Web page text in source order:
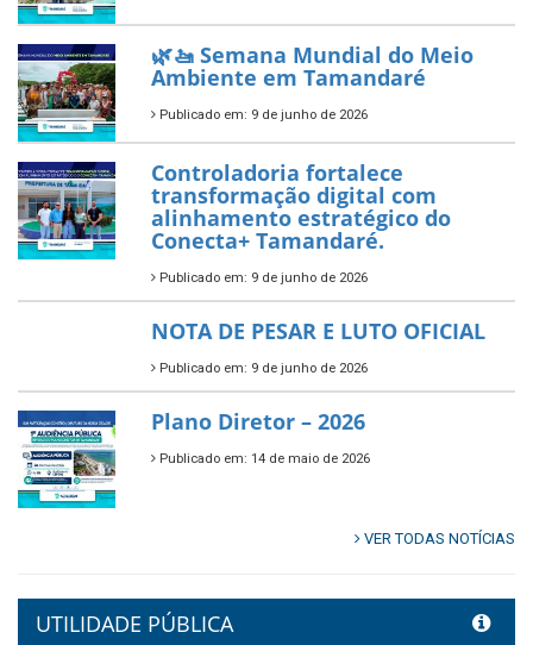
novos investimentos para
fortalecer a saúde pública do
município.
Publicado em: 10 de junho de 2026
Prefeitura de Tamandaré abre
inscrições para o Festival
Multicultural PNAB 2026
Publicado em: 9 de junho de 2026
🌳🌱 Projeto Arborização Urbana!
Publicado em: 9 de junho de 2026
🌿🚤 Semana Mundial do Meio
Ambiente em Tamandaré
alinhamento estratégico do
Conecta+ Tamandaré.